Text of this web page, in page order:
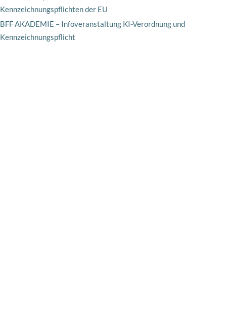
Kennzeichnungspflichten der EU
BFF AKADEMIE – Infoveranstaltung KI-Verordnung und
Kennzeichnungspflicht